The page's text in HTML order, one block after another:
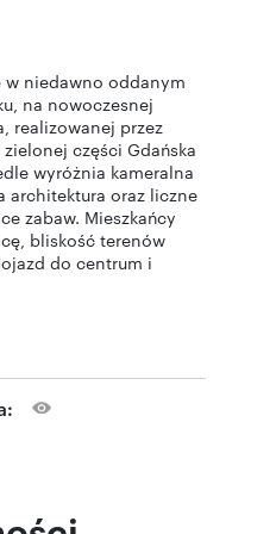
w niedawno oddanym
na nowoczesnej
realizowanej przez
części Gdańska
wyróżnia kameralna
architektura oraz liczne
zabaw. Mieszkańcy
bliskość terenów
do centrum i
komfortowego życia.
osobnej sypialni